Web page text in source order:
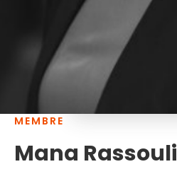
MEMBRE
Mana Rassouli